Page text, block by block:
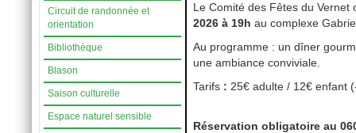
Circuit de randonnée et
orientation
Bibliothèque
Blason
Saison culturelle
Espace naturel sensible
Le Comité des Fêtes du
2026 à 19h au complexe
Au programme : un dîner
une ambiance conviviale.
Tarifs : 25€ adulte / 12€ enfant
Réservation obligatoire au